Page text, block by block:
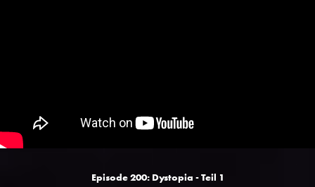
Episode 200: Dystopia - Teil 1